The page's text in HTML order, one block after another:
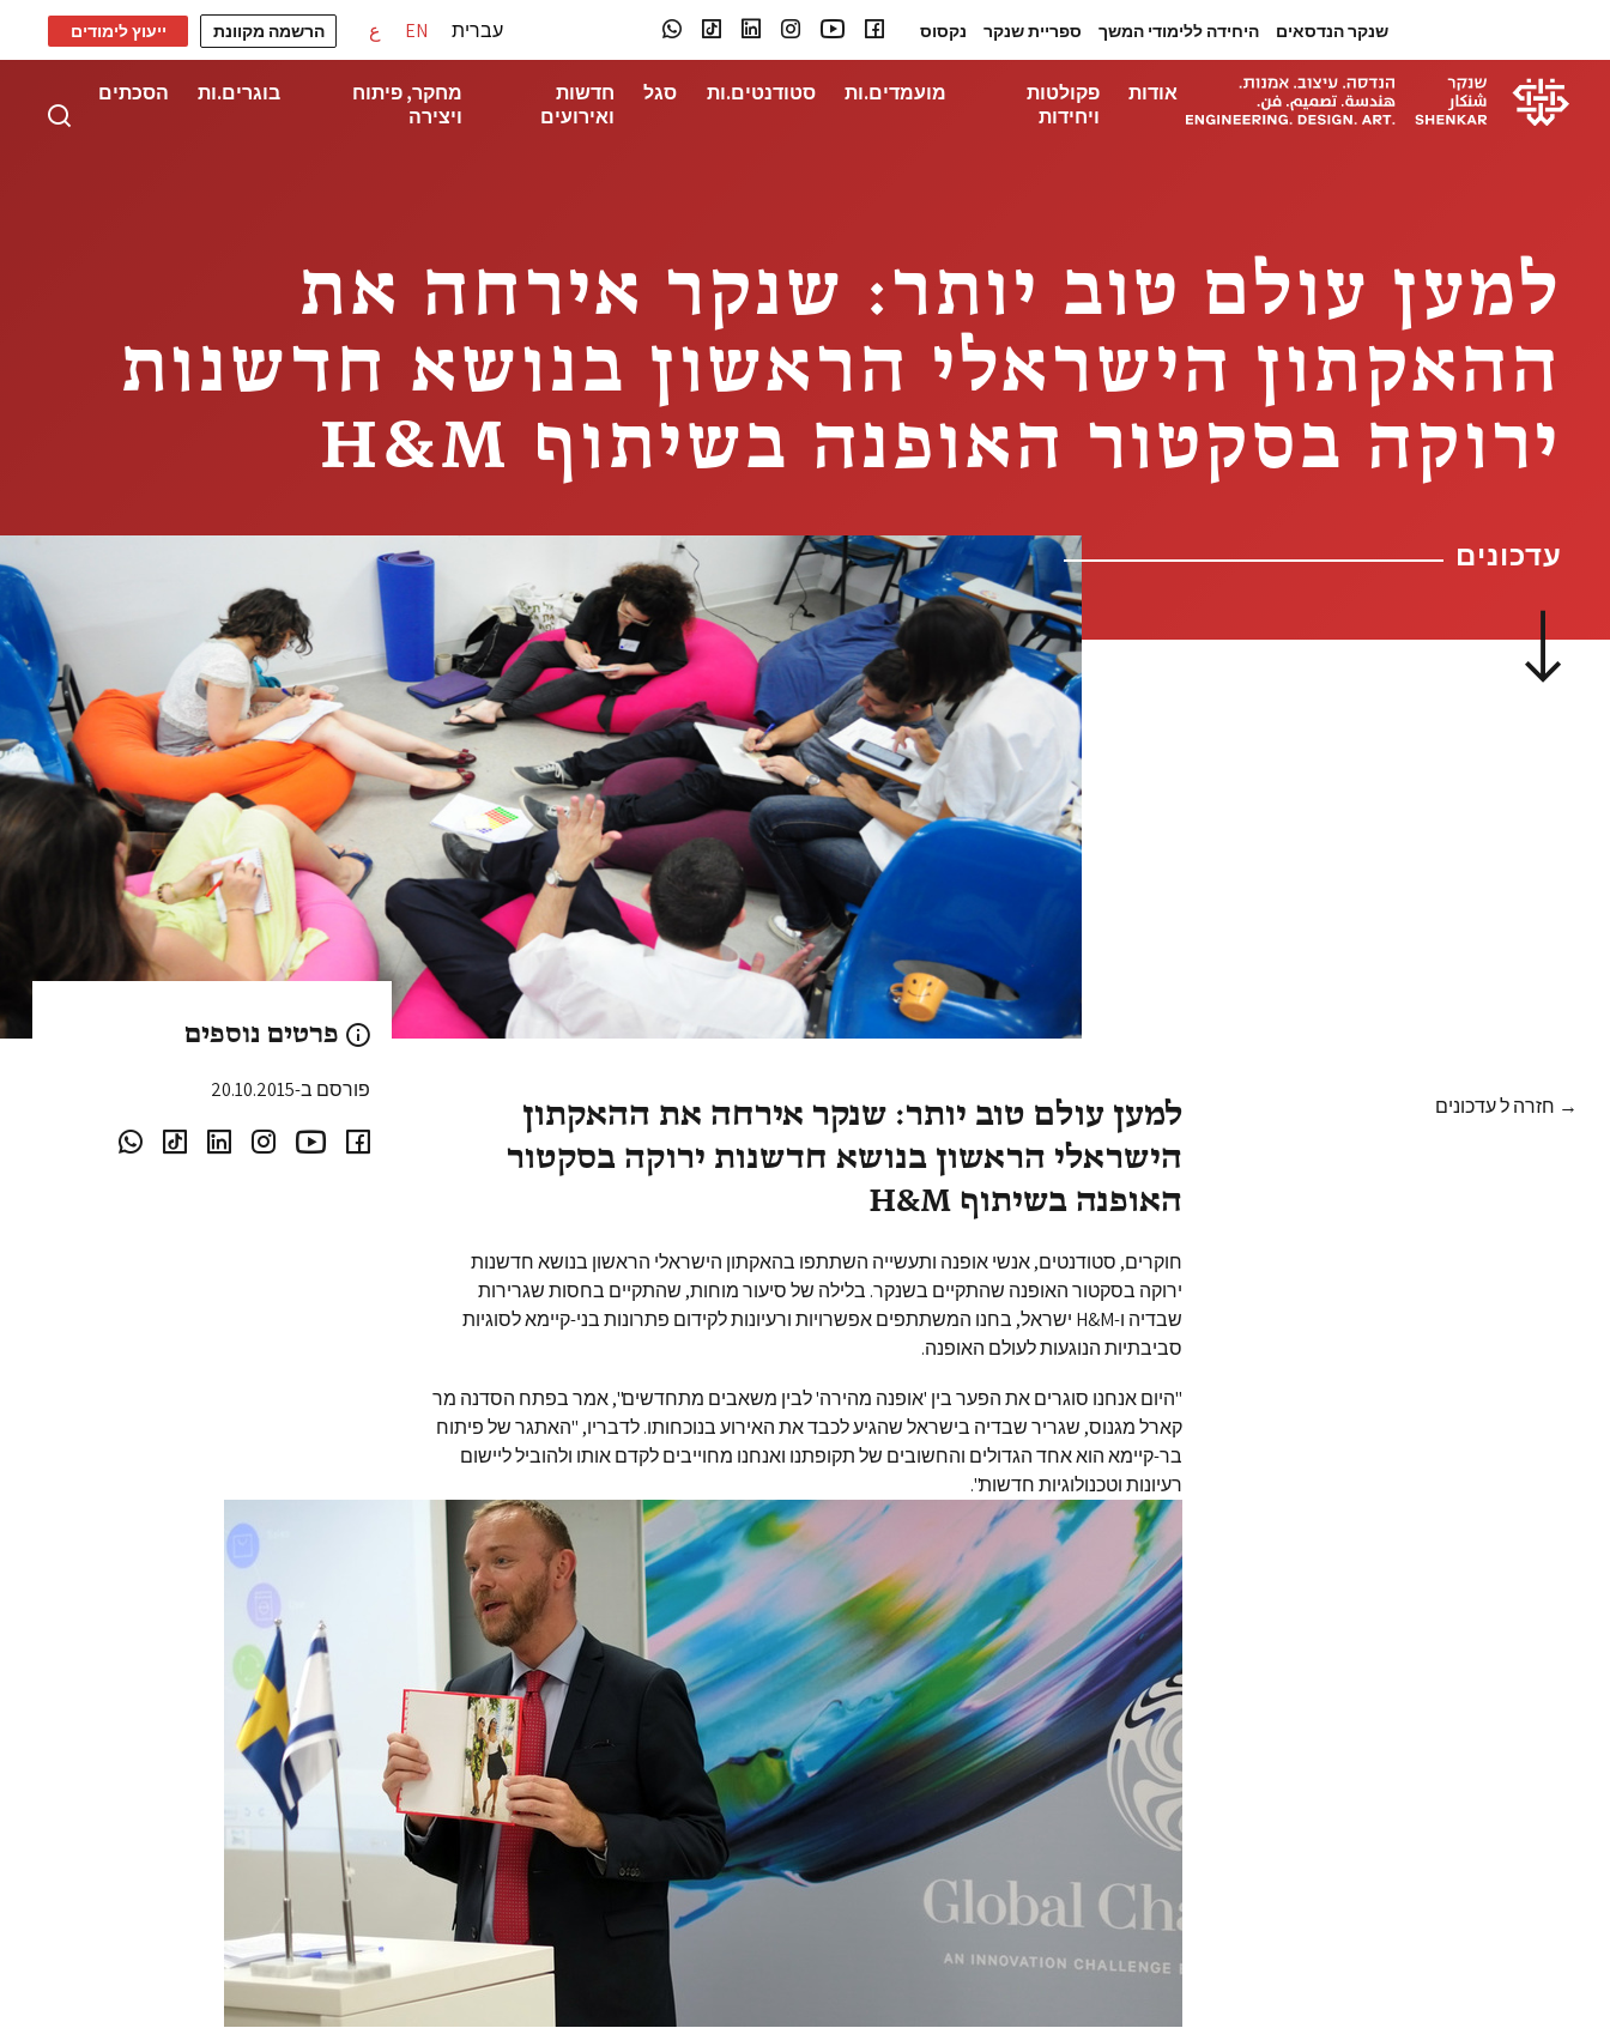
שנקר הנדסאים היחידה ללימודי המשך ספריית שנקר נקסוס עברית EN ع הרשמה מקוונת ייעוץ לימודים
אודות
פקולטות
ויחידות
מועמדים.ות סטודנטים.ות סגל
חדשות
ואירועים
מחקר, פיתוח
ויצירה
בוגרים.ות הסכתים
למען עולם טוב יותר: שנקר אירחה את
ההאקתון הישראלי הראשון בנושא חדשנות
ירוקה בסקטור האופנה בשיתוף H&M
עדכונים
→ חזרה ל עדכונים
למען עולם טוב יותר: שנקר אירחה את ההאקתון
הישראלי הראשון בנושא חדשנות ירוקה בסקטור
האופנה בשיתוף H&M
חוקרים, סטודנטים, אנשי אופנה ותעשייה השתתפו בהאקתון הישראלי הראשון בנושא חדשנות
ירוקה בסקטור האופנה שהתקיים בשנקר. בלילה של סיעור מוחות, שהתקיים בחסות שגרירות
שבדיה ו-H&M ישראל, בחנו המשתתפים אפשרויות ורעיונות לקידום פתרונות בני-קיימא לסוגיות
סביבתיות הנוגעות לעולם האופנה.
"היום אנחנו סוגרים את הפער בין 'אופנה מהירה' לבין משאבים מתחדשים", אמר בפתח הסדנה מר
קארל מגנוס, שגריר שבדיה בישראל שהגיע לכבד את האירוע בנוכחותו. לדבריו, "האתגר של פיתוח
בר-קיימא הוא אחד הגדולים והחשובים של תקופתנו ואנחנו מחוייבים לקדם אותו ולהוביל ליישום
רעיונות וטכנולוגיות חדשות".
פרטים נוספים
פורסם ב-20.10.2015